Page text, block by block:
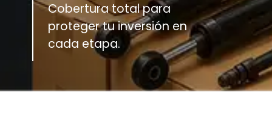
Cobertura total para
proteger tu inversión en
cada etapa.